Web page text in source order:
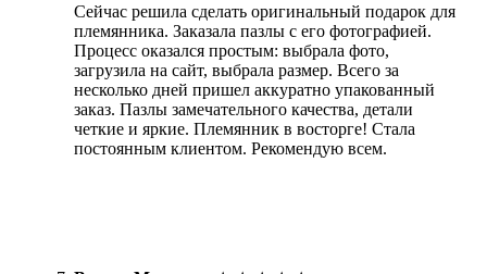
Сейчас решила сделать оригинальный подарок для
племянника. Заказала пазлы с его фотографией.
Процесс оказался простым: выбрала фото,
загрузила на сайт, выбрала размер. Всего за
несколько дней пришел аккуратно упакованный
заказ. Пазлы замечательного качества, детали
четкие и яркие. Племянник в восторге! Стала
постоянным клиентом. Рекомендую всем.